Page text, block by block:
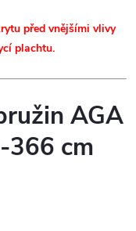
před vnějšími vlivy
plachtu.
AGA
366 cm